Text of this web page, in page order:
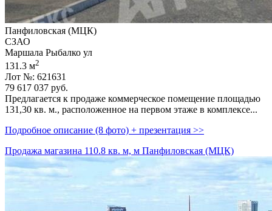
Панфиловская (МЦК)
СЗАО
Маршала Рыбалко ул
131.3 м2
Лот №: 621631
79 617 037 руб.
Предлагается к продаже коммерческое помещение площадью
131,­30 кв. м.,­ расположенное на первом этаже в комплексе...
Подробное описание (8 фото) + презентация >>
Продажа магазина 110.8 кв. м, м Панфиловская (МЦК)